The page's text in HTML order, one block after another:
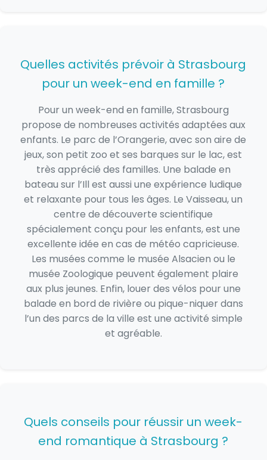
Quelles activités prévoir à Strasbourg
pour un week-end en famille ?
Pour un week-end en famille, Strasbourg
propose de nombreuses activités adaptées aux
enfants. Le parc de l’Orangerie, avec son aire de
jeux, son petit zoo et ses barques sur le lac, est
très apprécié des familles. Une balade en
bateau sur l’Ill est aussi une expérience ludique
et relaxante pour tous les âges. Le Vaisseau, un
centre de découverte scientifique
spécialement conçu pour les enfants, est une
excellente idée en cas de météo capricieuse.
Les musées comme le musée Alsacien ou le
musée Zoologique peuvent également plaire
aux plus jeunes. Enfin, louer des vélos pour une
balade en bord de rivière ou pique-niquer dans
l’un des parcs de la ville est une activité simple
et agréable.
Quels conseils pour réussir un week-
end romantique à Strasbourg ?